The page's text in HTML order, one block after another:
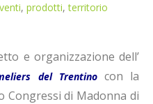
, prodotti,territorio
e organizzazione dell’
del Trentinocon la
Congressi di Madonna di